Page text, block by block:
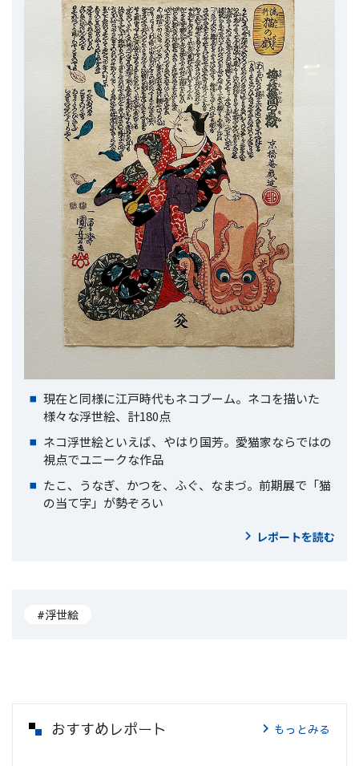
現在と同様に江戸時代もネコブーム。ネコを描いた
様々な浮世絵、計180点
ネコ浮世絵といえば、やはり国芳。愛猫家ならではの
視点でユニークな作品
たこ、うなぎ、かつを、ふぐ、なまづ。前期展で「猫
の当て字」が勢ぞろい
レポートを読む
#浮世絵
おすすめレポート もっとみる